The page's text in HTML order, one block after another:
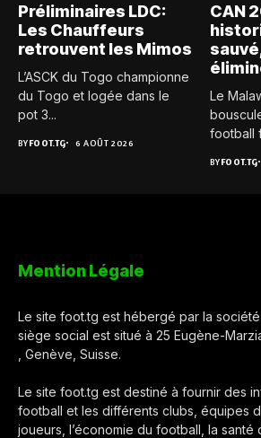
Préliminaires LDC:
Les Chauffeurs
retrouvent les Mimos
L’ASCK du Togo championne
du Togo et logée dans le
pot 3...
BYFOOT.TG 6 AOÛT 2026
CAN
Le
football
BYFOOT.TG
Mention Légale
Le site foot.tg est hébergé par la
siège social est situé à 25 Eugène-
, Genève, Suisse.
Le site foot.tg est destiné à fournir des
football et les différents clubs, équipes
joueurs, l’économie du football, la santé